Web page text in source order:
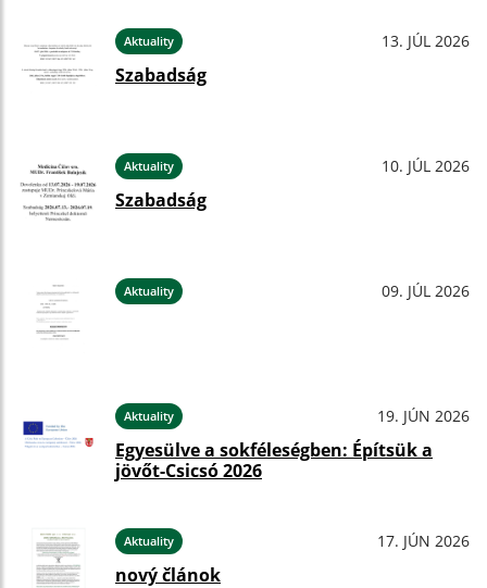
Aktuality 13. JÚL 2026
Szabadság
Aktuality 10. JÚL 2026
Szabadság
Aktuality 09. JÚL 2026
Aktuality 19. JÚN 2026
Egyesülve a sokféleségben: Építsük a
jövőt-Csicsó 2026
Aktuality 17. JÚN 2026
nový článok